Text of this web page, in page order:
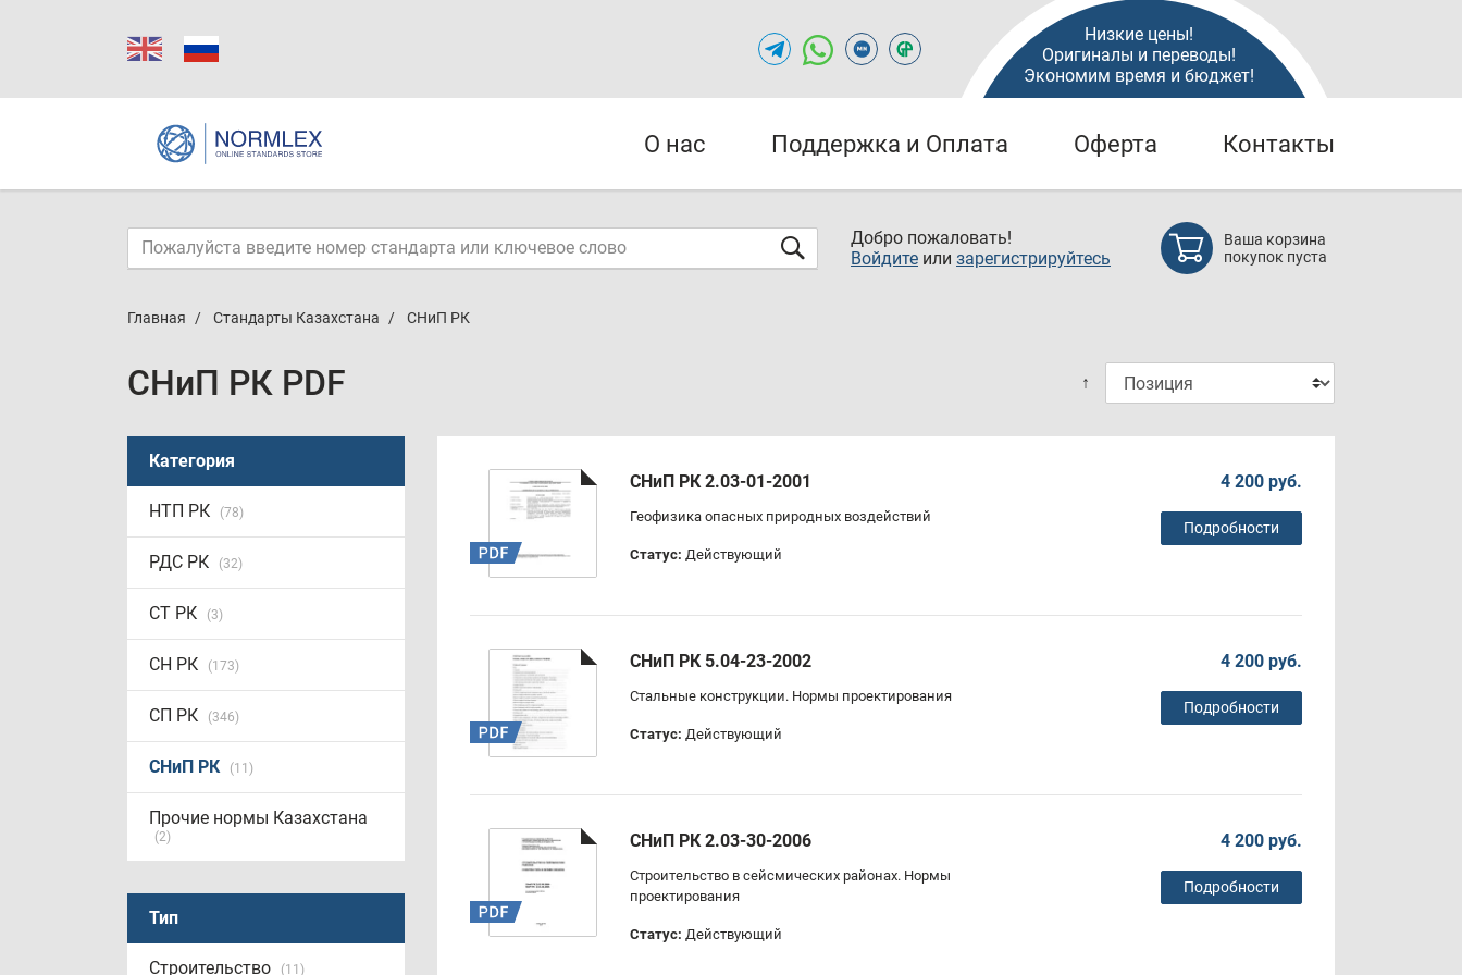
Низкие цены!
Оригиналы и переводы!
Экономим время и бюджет!
О нас Поддержка и Оплата Оферта Контакты
Добро пожаловать!
Войдите или зарегистрируйтесь
Ваша корзина
покупок пуста
Главная Стандарты Казахстана СНиП РК
СНиП РК PDF
Категория
НТП РК (78)
РДС РК (32)
СТ РК (3)
СН РК (173)
СП РК (346)
СНиП РК (11)
Прочие нормы Казахстана
(2)
Тип
Строительство (11)
↑
СНиП РК 2.03-01-2001
Геофизика опасных природных воздействий
Статус: Действующий
4 200 руб.
Подробности
СНиП РК 5.04-23-2002
Стальные конструкции. Нормы проектирования
Статус: Действующий
4 200 руб.
Подробности
СНиП РК 2.03-30-2006
Строительство в сейсмических районах. Нормы
проектирования
Статус: Действующий
4 200 руб.
Подробности